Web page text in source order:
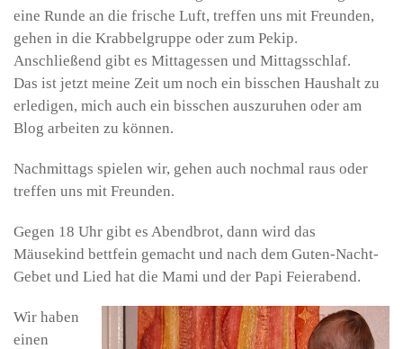
eine Runde an die frische Luft, treffen uns mit Freunden,
gehen in die Krabbelgruppe oder zum Pekip.
Anschließend gibt es Mittagessen und Mittagsschlaf.
Das ist jetzt meine Zeit um noch ein bisschen Haushalt zu
erledigen, mich auch ein bisschen auszuruhen oder am
Blog arbeiten zu können.
Nachmittags spielen wir, gehen auch nochmal raus oder
treffen uns mit Freunden.
Gegen 18 Uhr gibt es Abendbrot, dann wird das
Mäusekind bettfein gemacht und nach dem Guten-Nacht-
Gebet und Lied hat die Mami und der Papi Feierabend.
Wir haben
einen